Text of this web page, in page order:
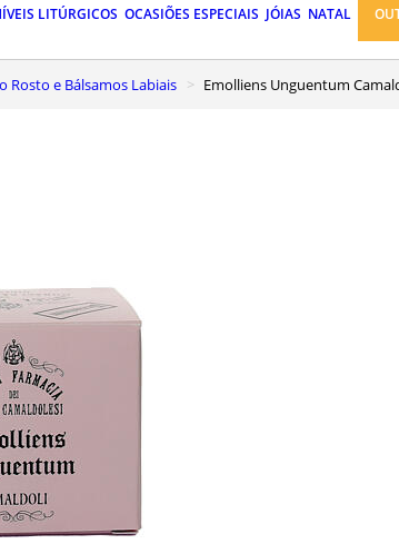
LITÚRGICOS OCASIÕES ESPECIAIS JÓIAS NATAL
o Rosto e Bálsamos Labiais Emolliens Unguentum